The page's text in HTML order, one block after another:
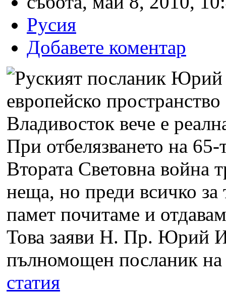
Русия
Добавете коментар
При отбелязването на
Втората Световна война
неща, но преди всичко за
памет почитаме и
Това заяви Н. Пр. Юрий
пълномощен посланик
статия